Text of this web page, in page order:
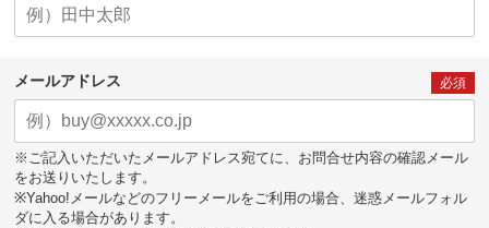
メールアドレス 必須
※ご記入いただいたメールアドレス宛てに、お問合せ内容の確認メール
をお送りいたします。
※Yahoo!メールなどのフリーメールをご利用の場合、迷惑メールフォル
ダに入る場合があります。